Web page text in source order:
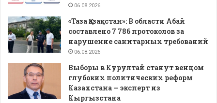
06.08.2026
«Таза Қазақстан»: В области Абай
составлено 7 786 протоколов за
нарушение санитарных требований
06.08.2026
Выборы в Курултай станут венцом
глубоких политических реформ
Казахстана — эксперт из
Кыргызстана